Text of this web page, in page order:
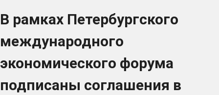
В рамках Петербургского
международного
экономического форума
подписаны соглашения в